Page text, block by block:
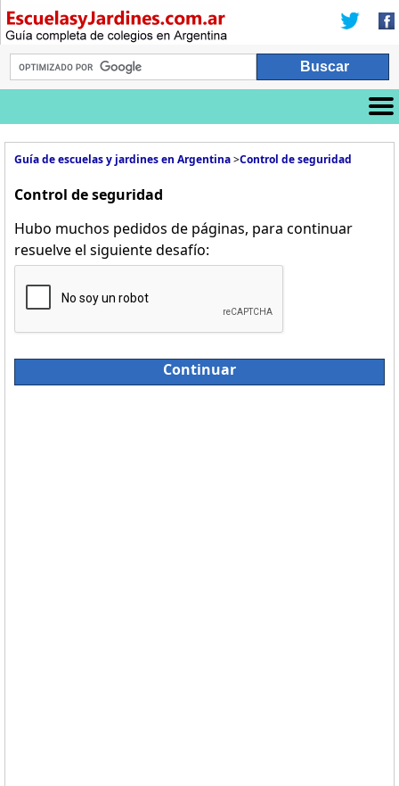
Guía de escuelas y jardines en Argentina>Control de seguridad
Control de seguridad
Hubo muchos pedidos de páginas, para continuar
resuelve el siguiente desafío:
Continuar